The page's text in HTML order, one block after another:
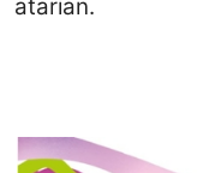
atarian.